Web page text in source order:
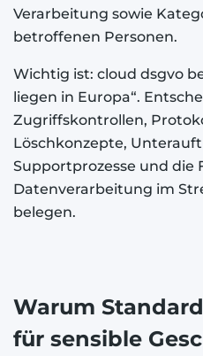
Verarbeitung sowie
betroffenen Personen.
Wichtig ist: cloud dsgvo
liegen in Europa“.
Zugriffskontrollen,
Löschkonzepte,
Supportprozesse und die
Datenverarbeitung im
belegen.
Warum
für sensible